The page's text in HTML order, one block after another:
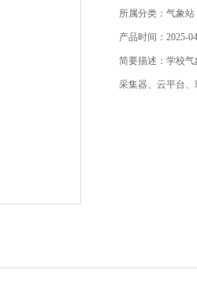
所属分类：气象站
产品时间：2025-
简要描述：学校气
采集器、云平台